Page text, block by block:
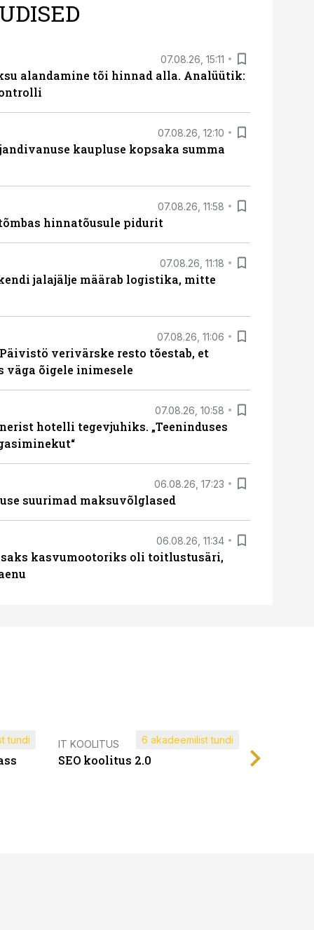
07.08.26, 15:11
alandamine tõi hinnad alla. Analüütik:
07.08.26, 12:10
kaupluse kopsaka summa
07.08.26, 11:58
hinnatõusule pidurit
07.08.26, 11:18
jalajälje määrab logistika, mitte
07.08.26, 11:06
verivärske resto tõestab, et
väga õigele inimesele
07.08.26, 10:58
hotelli tegevjuhiks. „Teeninduses
06.08.26, 17:23
suurimad maksuvõlglased
06.08.26, 11:34
kasvumootoriks oli toitlustusäri,
tundi IT KOOLITUS
SEO koolitus 2.0
6 akadeemilist tundi